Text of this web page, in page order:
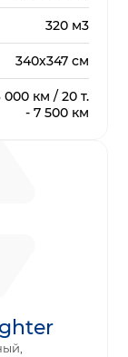
320 м3
340х347 см
000 км / 20 т.
- 7 500 км